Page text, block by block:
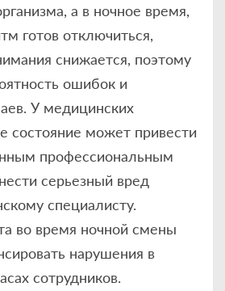
а в ночное время,
готов отключиться,
снижается, поэтому
ошибок и
У медицинских
состояние может привести
профессиональным
серьезный вред
специалисту.
во время ночной смены
нарушения в
сотрудников.